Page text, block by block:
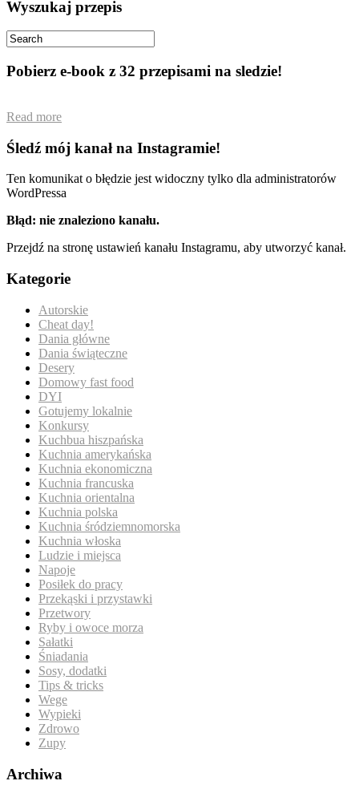
Wyszukaj przepis
Pobierz e-book z 32 przepisami na sledzie!
Read more
Śledź mój kanał na Instagramie!
Ten komunikat o błędzie jest widoczny tylko dla administratorów
WordPressa
Błąd: nie znaleziono kanału.
Przejdź na stronę ustawień kanału Instagramu, aby utworzyć kanał.
Kategorie
Autorskie
Cheat day!
Dania główne
Dania świąteczne
Desery
Domowy fast food
DYI
Gotujemy lokalnie
Konkursy
Kuchbua hiszpańska
Kuchnia amerykańska
Kuchnia ekonomiczna
Kuchnia francuska
Kuchnia orientalna
Kuchnia polska
Kuchnia śródziemnomorska
Kuchnia włoska
Ludzie i miejsca
Napoje
Posiłek do pracy
Przekąski i przystawki
Przetwory
Ryby i owoce morza
Sałatki
Śniadania
Sosy, dodatki
Tips & tricks
Wege
Wypieki
Zdrowo
Zupy
Archiwa